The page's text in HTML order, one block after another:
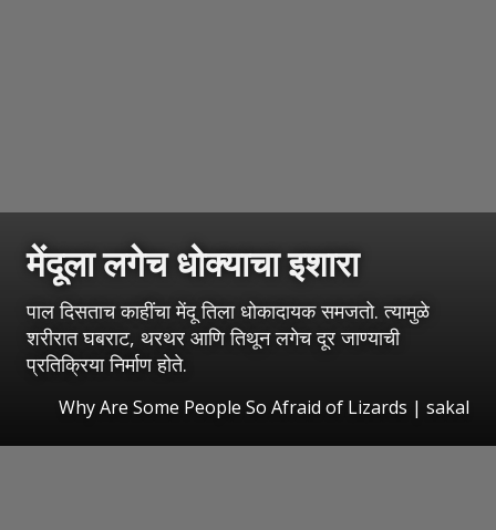
मेंदूला लगेच धोक्याचा इशारा
पाल दिसताच काहींचा मेंदू तिला धोकादायक समजतो. त्यामुळे
शरीरात घबराट, थरथर आणि तिथून लगेच दूर जाण्याची
प्रतिक्रिया निर्माण होते.
Why Are Some People So Afraid of Lizards | sakal